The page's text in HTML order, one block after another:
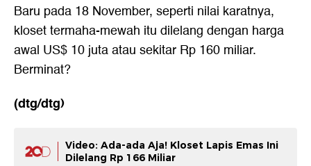
Baru pada 18 November, seperti nilai karatnya,
kloset termaha-mewah itu dilelang dengan harga
awal US$ 10 juta atau sekitar Rp 160 miliar.
Berminat?
(dtg/dtg)
Video: Ada-ada Aja! Kloset Lapis Emas Ini
Dilelang Rp 166 Miliar